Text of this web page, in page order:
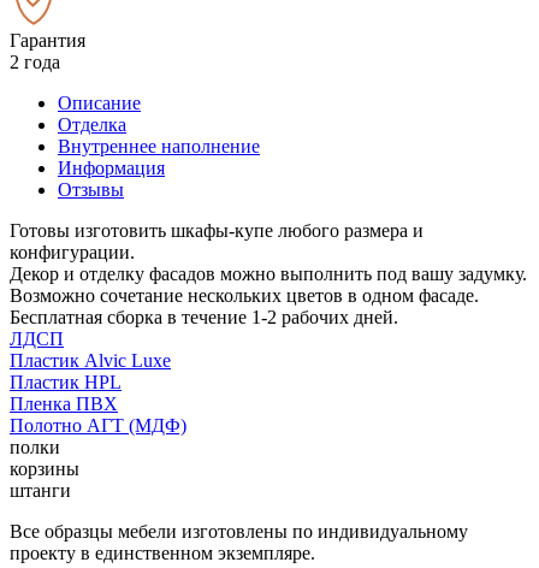
Гарантия
2 года
Описание
Отделка
Внутреннее наполнение
Информация
Отзывы
Готовы изготовить шкафы-купе любого размера и
конфигурации.
Декор и отделку фасадов можно выполнить под вашу задумку.
Возможно сочетание нескольких цветов в одном фасаде.
Бесплатная сборка в течение 1-2 рабочих дней.
ЛДСП
Пластик Alvic Luxe
Пластик HPL
Пленка ПВХ
Полотно АГТ (МДФ)
полки
корзины
штанги
Все образцы мебели изготовлены по индивидуальному
проекту в единственном экземпляре.